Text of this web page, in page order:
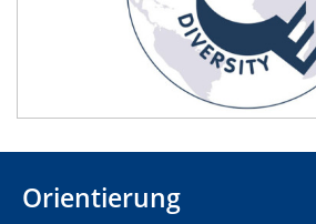
Orientierung